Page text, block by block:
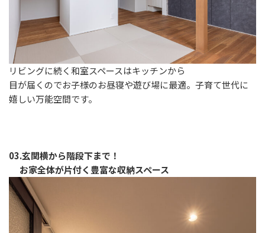
リビングに続く和室スペースはキッチンから
目が届くのでお子様のお昼寝や遊び場に最適。子育て世代に
嬉しい万能空間です。
03.玄関横から階段下まで！
お家全体が片付く豊富な収納スペース